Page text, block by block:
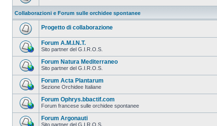
Collaborazioni e Forum sulle orchidee spontanee
Progetto di collaborazione
Forum A.M.I.N.T.
Sito partner del G.I.R.O.S.
Forum Natura Mediterraneo
Sito partner del G.I.R.O.S.
Forum Acta Plantarum
Sezione Orchidee Italiane
Forum Ophrys.bbactif.com
Forum francese sulle orchidee spontanee
Forum Argonauti
Sito partner del G.I.R.O.S.